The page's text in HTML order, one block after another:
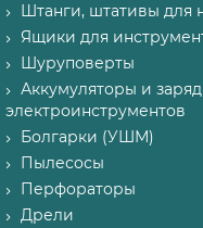
Штанги, штативы для
Ящики для
Шуруповерты
Аккумуляторы и
электроинструментов
Болгарки (УШМ)
Пылесосы
Перфораторы
Дрели